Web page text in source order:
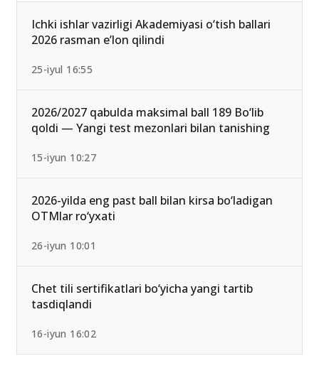
Ichki ishlar vazirligi Akademiyasi o‘tish ballari
2026 rasman e’lon qilindi
25-iyul 16:55
2026/2027 qabulda maksimal ball 189 Bo‘lib
qoldi — Yangi test mezonlari bilan tanishing
15-iyun 10:27
2026-yilda eng past ball bilan kirsa bo‘ladigan
OTMlar ro‘yxati
26-iyun 10:01
Chet tili sertifikatlari bo‘yicha yangi tartib
tasdiqlandi
16-iyun 16:02